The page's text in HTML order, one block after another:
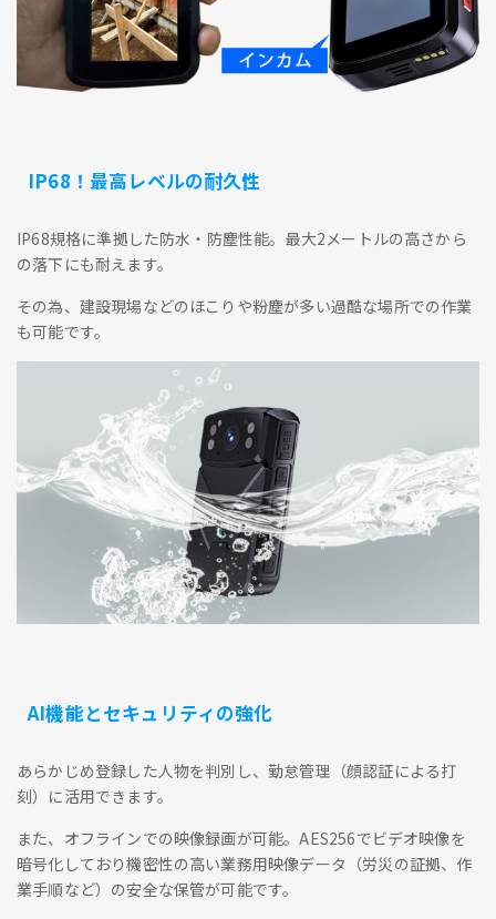
IP68！最高レベルの耐久性
IP68規格に準拠した防水・防塵性能。最大2メートルの高さから
の落下にも耐えます。
その為、建設現場などのほこりや粉塵が多い過酷な場所での作業
も可能です。
AI機能とセキュリティの強化
あらかじめ登録した人物を判別し、勤怠管理（顔認証による打
刻）に活用できます。
また、オフラインでの映像録画が可能。AES256でビデオ映像を
暗号化しており機密性の高い業務用映像データ（労災の証拠、作
業手順など）の安全な保管が可能です。